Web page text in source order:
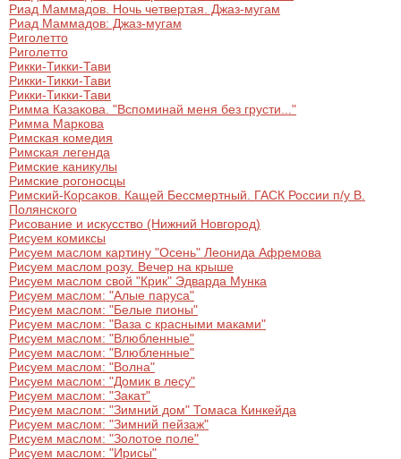
Риад Маммадов. Ночь четвертая. Джаз-мугам
Риад Маммадов: Джаз-мугам
Риголетто
Риголетто
Рикки-Тикки-Тави
Рикки-Тикки-Тави
Рикки-Тикки-Тави
Римма Казакова. "Вспоминай меня без грусти..."
Римма Маркова
Римская комедия
Римская легенда
Римские каникулы
Римские рогоносцы
Римский-Корсаков. Кащей Бессмертный. ГАСК России п/у В.
Полянского
Рисование и искусство (Нижний Новгород)
Рисуем комиксы
Рисуем маслом картину "Осень" Леонида Афремова
Рисуем маслом розу. Вечер на крыше
Рисуем маслом свой "Крик" Эдварда Мунка
Рисуем маслом: "Алые паруса"
Рисуем маслом: "Белые пионы"
Рисуем маслом: "Ваза с красными маками"
Рисуем маслом: "Влюбленные"
Рисуем маслом: "Влюбленные"
Рисуем маслом: "Волна"
Рисуем маслом: "Домик в лесу"
Рисуем маслом: "Закат"
Рисуем маслом: "Зимний дом" Томаса Кинкейда
Рисуем маслом: "Зимний пейзаж"
Рисуем маслом: "Золотое поле"
Рисуем маслом: "Ирисы"